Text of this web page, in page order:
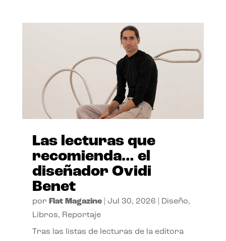
Las lecturas que
recomienda… el
diseñador Ovidi
Benet
por Flat Magazine| Jul 30, 2026 Diseño,
Libros, Reportaje
Tras las listas de lecturas de la editora